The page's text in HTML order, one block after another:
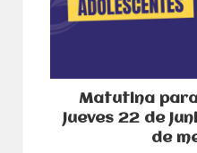
Matutina para
Jueves 22 de
de